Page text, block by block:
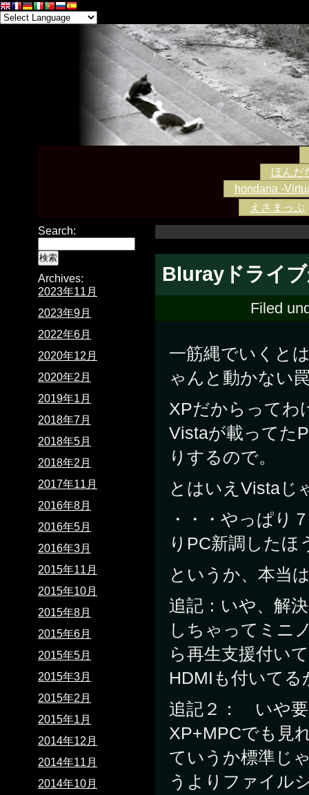
ほんだ
hondana -
えさまっぷ
Blurayドライ
Filed
一筋縄でいくと
ゃんと動かない
XPだからってわ
Vistaが載ってた
りするので。
とはいえVistaじ
・・・やっぱり
りPC新調したほ
というか、本当
追記：いや、解
しちゃってミニ
ら再生支援付い
HDMIも付いて
追記２： いや要
XP+MPCでも見
ていうか標準じ
うよりファイル
Search:
Archives:
2023年11月
2023年9月
2022年6月
2020年12月
2020年2月
2019年1月
2018年7月
2018年5月
2018年2月
2017年11月
2016年8月
2016年5月
2016年3月
2015年11月
2015年10月
2015年8月
2015年6月
2015年5月
2015年3月
2015年2月
2015年1月
2014年12月
2014年11月
2014年10月